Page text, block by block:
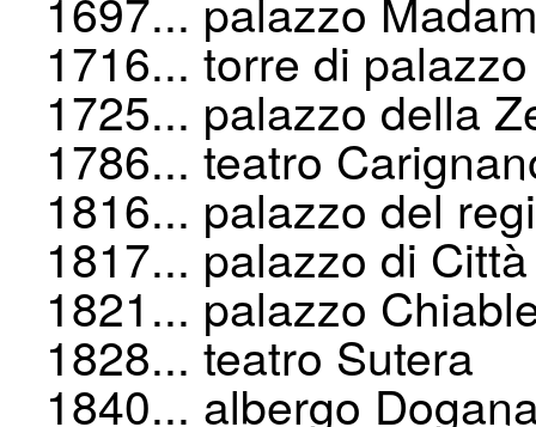
1716... torre di
1725... palazzo della
1786... teatro
1816... palazzo del
1817... palazzo di Città
1821... palazzo
1828... teatro Sutera
1840... albergo